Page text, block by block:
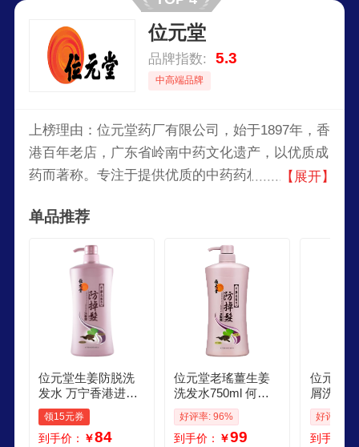
位元堂
品牌指数: 5.3
中高端品牌
上榜理由：位元堂药厂有限公司，始于1897年，香
港百年老店，广东省岭南中药文化遗产，以优质成
药而著称。专注于提供优质的中药药材、中成药、
科技相结合，致力于守护大众健康。
【展开】
单品推荐
位元堂生姜防脱洗
发水 万宁香港进口
何首乌养发控油蓬
松防掉发强韧固发
何首乌黑芝麻改善
领15元券
到手价： ￥84
位元堂老瑤薑生姜
洗发水750ml 何首
乌养发港版控油蓬
松防掉发固发乌发
好评率: 96%
到手价： ￥99
位元堂
屑洗发
修护乌
防掉发
去屑修
好评率:
到手价：